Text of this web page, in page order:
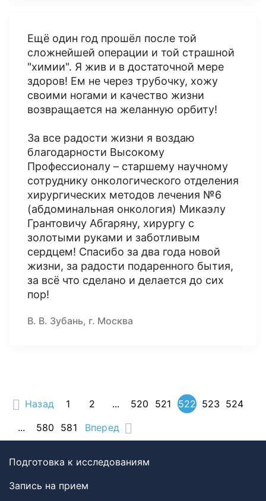
Ещё один год прошёл после той
сложнейшей операции и той страшной
"химии". Я жив и в достаточной мере
здоров! Ем не через трубочку, хожу
своими ногами и качество жизни
возвращается на желанную орбиту!
За все радости жизни я воздаю
благодарности Высокому
Профессионалу – старшему научному
сотруднику онкологического отделения
хирургических методов лечения №6
(абдоминальная онкология) Микаэлу
Грантовичу Абгаряну, хирургу с
золотыми руками и заботливым
сердцем! Спасибо за два года новой
жизни, за радости подаренного бытия,
за всё что сделано и делается до сих
пор!
В. В. Зубань, г. Москва
Назад 1 2 ... 520 521 522 523 524
...
580 581 Вперед
Подготовка к исследованиям
Запись на прием